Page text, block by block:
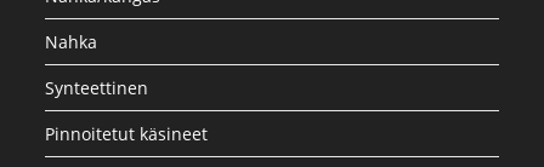
Nahka
Synteettinen
Pinnoitetut käsineet